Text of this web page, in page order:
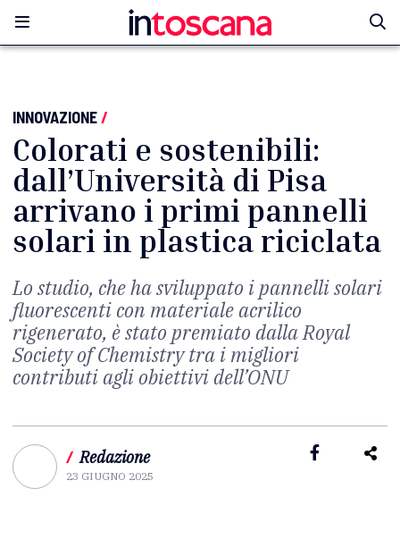
INNOVAZIONE/
Colorati e sostenibili:
dall’Università di Pisa
arrivano i primi pannelli
solari in plastica riciclata
Lo studio, che ha sviluppato i pannelli solari
fluorescenti con materiale acrilico
rigenerato, è stato premiato dalla Royal
Society of Chemistry tra i migliori
contributi agli obiettivi dell’ONU
/ Redazione
23 GIUGNO 2025